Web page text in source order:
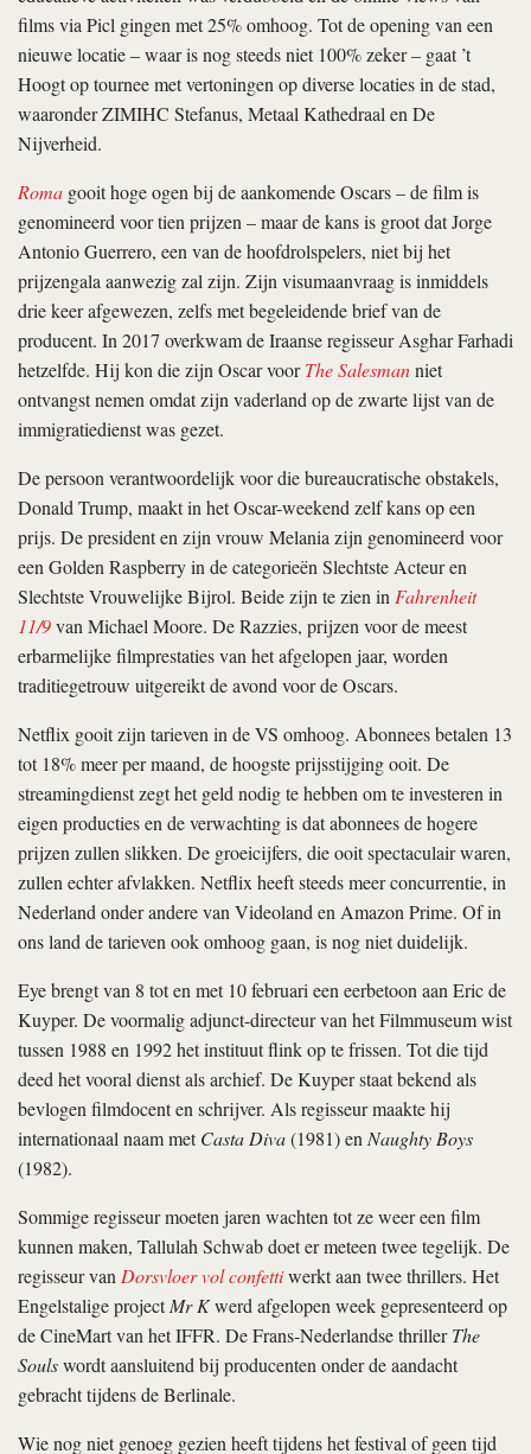
films via Picl gingen met 25% omhoog. Tot de opening van een
nieuwe locatie – waar is nog steeds niet 100% zeker – gaat ’t
Hoogt op tournee met vertoningen op diverse locaties in de stad,
waaronder ZIMIHC Stefanus, Metaal Kathedraal en De
Nijverheid.
Roma gooit hoge ogen bij de aankomende Oscars – de film is
genomineerd voor tien prijzen – maar de kans is groot dat Jorge
Antonio Guerrero, een van de hoofdrolspelers, niet bij het
prijzengala aanwezig zal zijn. Zijn visumaanvraag is inmiddels
drie keer afgewezen, zelfs met begeleidende brief van de
producent. In 2017 overkwam de Iraanse regisseur Asghar Farhadi
hetzelfde. Hij kon die zijn Oscar voorThe Salesmanniet
ontvangst nemen omdat zijn vaderland op de zwarte lijst van de
immigratiedienst was gezet.
De persoon verantwoordelijk voor die bureaucratische obstakels,
Donald Trump, maakt in het Oscar-weekend zelf kans op een
prijs. De president en zijn vrouw Melania zijn genomineerd voor
een Golden Raspberry in de categorieën Slechtste Acteur en
Slechtste Vrouwelijke Bijrol. Beide zijn te zien inFahrenheit
11/9van Michael Moore. De Razzies, prijzen voor de meest
erbarmelijke filmprestaties van het afgelopen jaar, worden
traditiegetrouw uitgereikt de avond voor de Oscars.
Netflix gooit zijn tarieven in de VS omhoog. Abonnees betalen 13
tot 18% meer per maand, de hoogste prijsstijging ooit. De
streamingdienst zegt het geld nodig te hebben om te investeren in
eigen producties en de verwachting is dat abonnees de hogere
prijzen zullen slikken. De groeicijfers, die ooit spectaculair waren,
zullen echter afvlakken. Netflix heeft steeds meer concurrentie, in
Nederland onder andere van Videoland en Amazon Prime. Of in
ons land de tarieven ook omhoog gaan, is nog niet duidelijk.
Eye brengt van 8 tot en met 10 februari een eerbetoon aan Eric de
Kuyper. De voormalig adjunct-directeur van het Filmmuseum wist
tussen 1988 en 1992 het instituut flink op te frissen. Tot die tijd
deed het vooral dienst als archief. De Kuyper staat bekend als
bevlogen filmdocent en schrijver. Als regisseur maakte hij
internationaal naam metCasta Diva(1981) enNaughty Boys
(1982).
Sommige regisseur moeten jaren wachten tot ze weer een film
kunnen maken, Tallulah Schwab doet er meteen twee tegelijk. De
regisseur vanDorsvloer vol confettiwerkt aan twee thrillers. Het
Engelstalige projectMr Kwerd afgelopen week gepresenteerd op
de CineMart van het IFFR. De Frans-Nederlandse thrillerThe
Soulswordt aansluitend bij producenten onder de aandacht
gebracht tijdens de Berlinale.
Wie nog niet genoeg gezien heeft tijdens het festival of geen tijd